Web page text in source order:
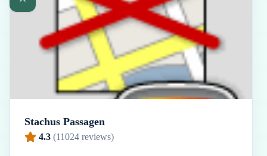
Stachus Passagen
4.3 (11024 reviews)